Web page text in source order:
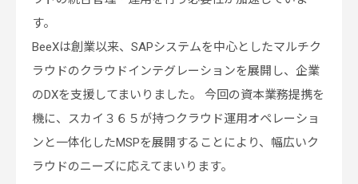
す。
BeeXは創業以来、SAPシステムを中心としたマルチク
ラウドのクラウドインテグレーションを展開し、企業
のDXを支援してまいりました。 今回の資本業務提携を
機に、スカイ３６５が持つクラウド運用オペレーショ
ンと一体化したMSPを展開することにより、幅広いク
ラウドのニーズに応えてまいります。